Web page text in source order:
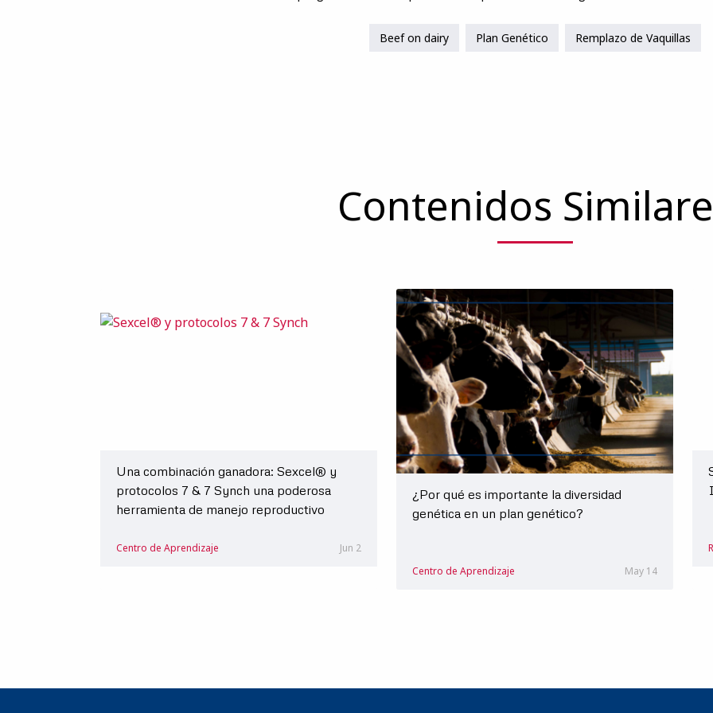
Beef on dairy Plan Genético Remplazo de Vaquillas
Contenidos
Una combinación ganadora: Sexcel® y
protocolos 7 & 7 Synch una poderosa
herramienta de manejo reproductivo
Centro de Aprendizaje Jun 2
¿Por qué es importante la diversidad
genética en un plan genético?
Centro de Aprendizaje May 14